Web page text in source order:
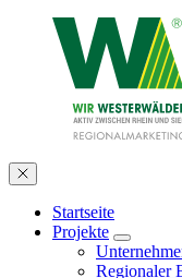
Startseite
Projekte
Regionaler